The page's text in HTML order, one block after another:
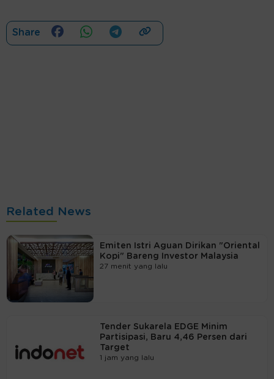
Share
Related News
Emiten Istri Aguan Dirikan "Oriental
Kopi" Bareng Investor Malaysia
27 menit yang lalu
Tender Sukarela EDGE Minim
Partisipasi, Baru 4,46 Persen dari
Target
1 jam yang lalu